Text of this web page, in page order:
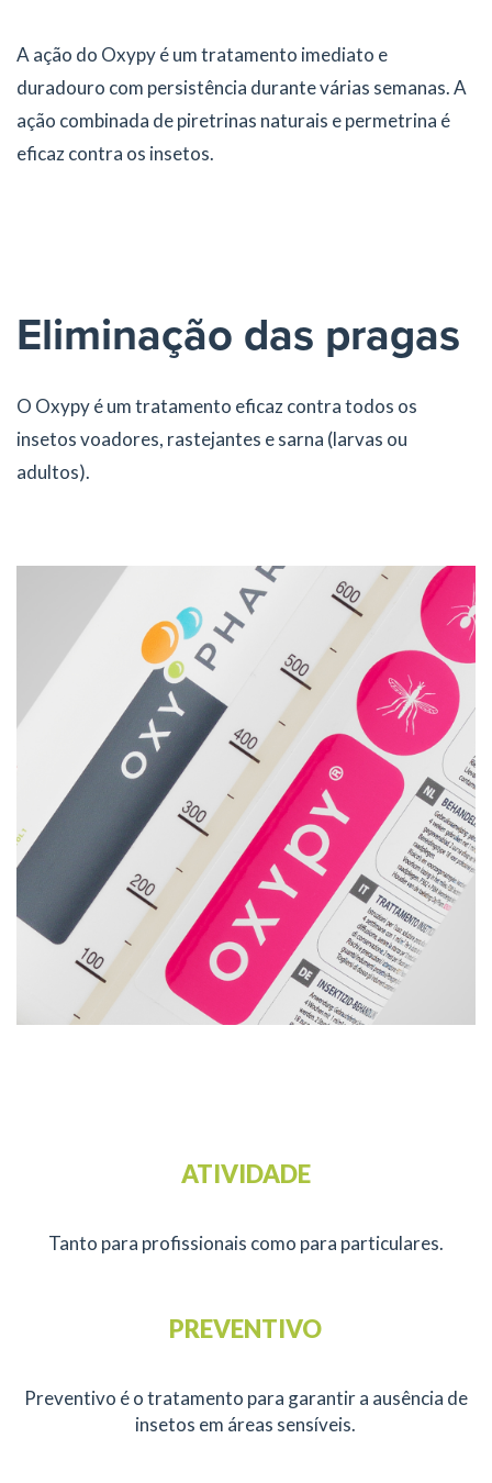
A ação do Oxypy é um tratamento imediato e
duradouro com persistência durante várias semanas. A
ação combinada de piretrinas naturais e permetrina é
eficaz contra os insetos.
Eliminação das pragas
O Oxypy é um tratamento eficaz contra todos os
insetos voadores, rastejantes e sarna (larvas ou
adultos).
ATIVIDADE
Tanto para profissionais como para particulares.
PREVENTIVO
Preventivo é o tratamento para garantir a ausência de
insetos em áreas sensíveis.